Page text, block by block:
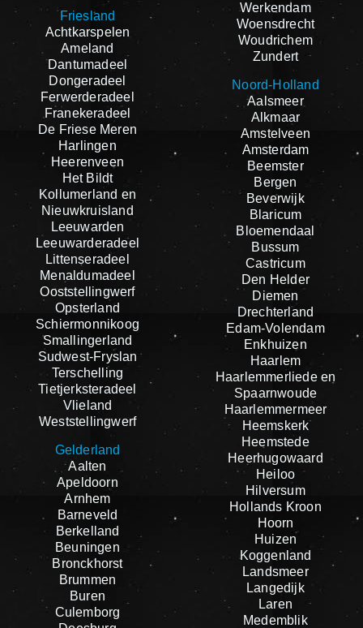
Friesland
Achtkarspelen
Ameland
Dantumadeel
Dongeradeel
Ferwerderadeel
Franekeradeel
De Friese Meren
Harlingen
Heerenveen
Het Bildt
Kollumerland en
Nieuwkruisland
Leeuwarden
Leeuwarderadeel
Littenseradeel
Menaldumadeel
Ooststellingwerf
Opsterland
Schiermonnikoog
Smallingerland
Sudwest-Fryslan
Terschelling
Tietjerksteradeel
Vlieland
Weststellingwerf
Gelderland
Aalten
Apeldoorn
Arnhem
Barneveld
Berkelland
Beuningen
Bronckhorst
Brummen
Buren
Culemborg
Werkendam
Woensdrecht
Woudrichem
Zundert
Noord-Holland
Aalsmeer
Alkmaar
Amstelveen
Amsterdam
Beemster
Bergen
Beverwijk
Blaricum
Bloemendaal
Bussum
Castricum
Den Helder
Diemen
Drechterland
Edam-Volendam
Enkhuizen
Haarlem
Haarlemmerliede en
Spaarnwoude
Haarlemmermeer
Heemskerk
Heemstede
Heerhugowaard
Heiloo
Hilversum
Hollands Kroon
Hoorn
Huizen
Koggenland
Landsmeer
Langedijk
Laren
Medemblik